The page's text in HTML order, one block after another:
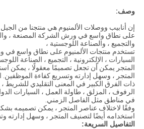
وصف:
إن أنابيب ووصلات الألمنيوم هي منتجنا من
على نطاق واسع في ورش الشركة المصنعة ،
والتجميع ، والصناعة اللوجستية ،
تستخدم منتجات الألمنيوم على نطاق واسع في
السيارات ، الإلكترونية ، التجميع ، الصناعة
المتجر يمكن أن تجعل تصميمًا معقولًا ، يمكن
المتجر ، وسهل إدارته وتسريع كفاءة الموظفين.
ذات الفرق الكبير في المعنى التقليدي للشريط
الرفوف ، المزلق ، طاولة العمل ، السيارات
في مناطق مثل الفاصل الزمني.
وفقًا لاختلاف عناصر المتجر ، يمكن تصميمه
استخدامه أيضًا لتصنيف المتجر ، وسهل إدارته
التفاصيل السريعة: